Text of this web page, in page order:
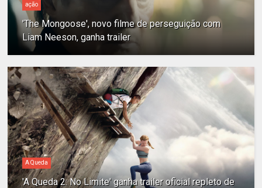
ação
'The Mongoose', novo filme de perseguição com
Liam Neeson, ganha trailer
A Queda
'A Queda 2: No Limite' ganha trailer oficial repleto de